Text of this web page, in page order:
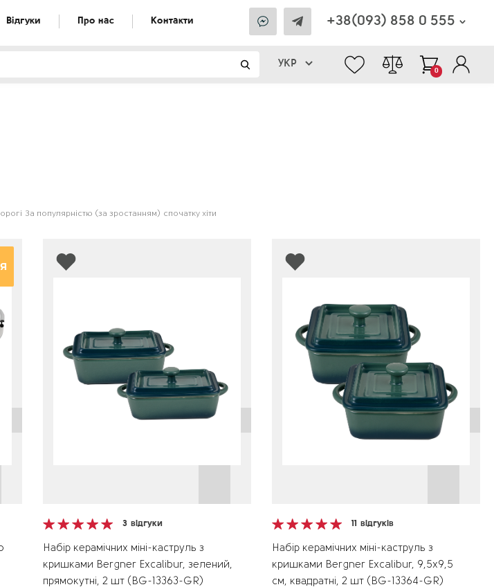
Відгуки Про нас Контакти +38(093) 858 0 555
УКР
0
За популярністю (за зростанням) спочатку хіти
3 відгуки
Набір керамічних міні-каструль з
кришками Bergner Excalibur, зелений,
прямокутні, 2 шт (BG-13363-GR)
11 відгуків
Набір керамічних міні-каструль з
кришками Bergner Excalibur, 9,5x9,5
см, квадратні, 2 шт (BG-13364-GR)